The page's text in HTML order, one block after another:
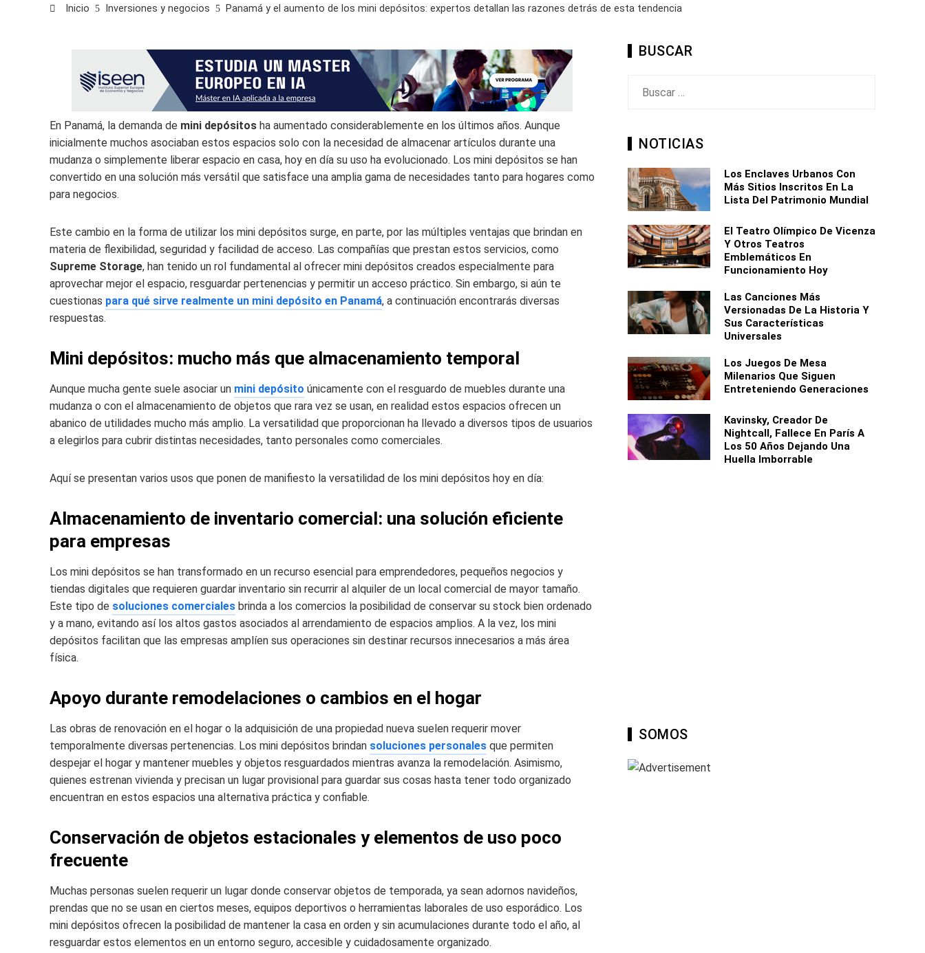
Inicio Inversiones y negocios Panamá y el aumento de los mini depósitos: expertos detallan las razones detrás de esta tendencia
En Panamá, la demanda de mini depósitos ha aumentado considerablemente en los últimos años. Aunque
inicialmente muchos asociaban estos espacios solo con la necesidad de almacenar artículos durante una
mudanza o simplemente liberar espacio en casa, hoy en día su uso ha evolucionado. Los mini depósitos se han
convertido en una solución más versátil que satisface una amplia gama de necesidades tanto para hogares como
para negocios.
Este cambio en la forma de utilizar los mini depósitos surge, en parte, por las múltiples ventajas que brindan en
materia de flexibilidad, seguridad y facilidad de acceso. Las compañías que prestan estos servicios, como
Supreme Storage, han tenido un rol fundamental al ofrecer mini depósitos creados especialmente para
aprovechar mejor el espacio, resguardar pertenencias y permitir un acceso práctico. Sin embargo, si aún te
cuestionas para qué sirve realmente un mini depósito en Panamá, a continuación encontrarás diversas
respuestas.
Mini depósitos: mucho más que almacenamiento temporal
Aunque mucha gente suele asociar un mini depósito únicamente con el resguardo de muebles durante una
mudanza o con el almacenamiento de objetos que rara vez se usan, en realidad estos espacios ofrecen un
abanico de utilidades mucho más amplio. La versatilidad que proporcionan ha llevado a diversos tipos de usuarios
a elegirlos para cubrir distintas necesidades, tanto personales como comerciales.
Aquí se presentan varios usos que ponen de manifiesto la versatilidad de los mini depósitos hoy en día:
Almacenamiento de inventario comercial: una solución eficiente
para empresas
Los mini depósitos se han transformado en un recurso esencial para emprendedores, pequeños negocios y
tiendas digitales que requieren guardar inventario sin recurrir al alquiler de un local comercial de mayor tamaño.
Este tipo de soluciones comerciales brinda a los comercios la posibilidad de conservar su stock bien ordenado
y a mano, evitando así los altos gastos asociados al arrendamiento de espacios amplios. A la vez, los mini
depósitos facilitan que las empresas amplíen sus operaciones sin destinar recursos innecesarios a más área
física.
Apoyo durante remodelaciones o cambios en el hogar
Las obras de renovación en el hogar o la adquisición de una propiedad nueva suelen requerir mover
temporalmente diversas pertenencias. Los mini depósitos brindan soluciones personales que permiten
despejar el hogar y mantener muebles y objetos resguardados mientras avanza la remodelación. Asimismo,
quienes estrenan vivienda y precisan un lugar provisional para guardar sus cosas hasta tener todo organizado
encuentran en estos espacios una alternativa práctica y confiable.
Conservación de objetos estacionales y elementos de uso poco
frecuente
Muchas personas suelen requerir un lugar donde conservar objetos de temporada, ya sean adornos navideños,
prendas que no se usan en ciertos meses, equipos deportivos o herramientas laborales de uso esporádico. Los
mini depósitos ofrecen la posibilidad de mantener la casa en orden y sin acumulaciones durante todo el año, al
resguardar estos elementos en un entorno seguro, accesible y cuidadosamente organizado.
BUSCAR
NOTICIAS
Los Enclaves Urbanos Con
Más Sitios Inscritos En La
Lista Del Patrimonio Mundial
El Teatro Olímpico De Vicenza
Y Otros Teatros
Emblemáticos En
Funcionamiento Hoy
Las Canciones Más
Versionadas De La Historia Y
Sus Características
Universales
Los Juegos De Mesa
Milenarios Que Siguen
Entreteniendo Generaciones
Kavinsky, Creador De
Nightcall, Fallece En París A
Los 50 Años Dejando Una
Huella Imborrable
SOMOS